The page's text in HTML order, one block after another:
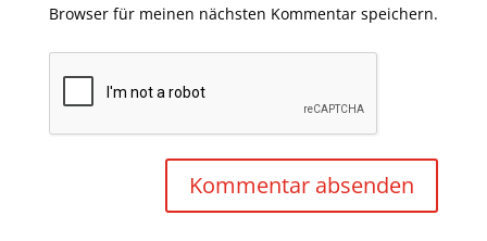
Browser für meinen nächsten Kommentar speichern.